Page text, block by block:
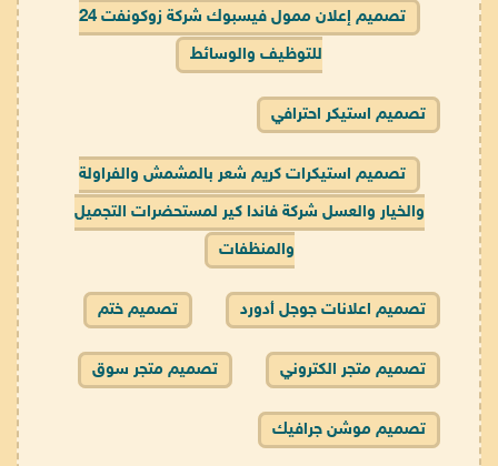
تصميم إعلان ممول فيسبوك شركة زوكونفت 24
للتوظيف والوسائط
تصميم استيكر احترافي
تصميم استيكرات كريم شعر بالمشمش والفراولة
والخيار والعسل شركة فاندا كير لمستحضرات التجميل
والمنظفات
تصميم اعلانات جوجل أدورد تصميم ختم
تصميم متجر الكتروني تصميم متجر سوق
تصميم موشن جرافيك